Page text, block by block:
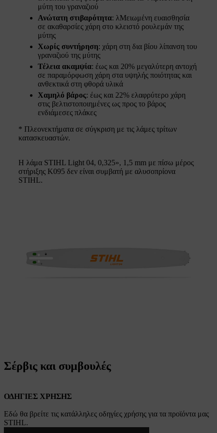
μύτη του γραναζιού
Ανώτατη στιβαρότητα: λΜειωμένη ευαισθησία
σε ακαθαρσίες ​χάρη στο κλειστό ρουλεμάν της
μύτης
Χωρίς συντήρηση: χάρη στη δια βίου λίπανση του
γραναζιού της μύτης​
Τέλεια ακαμψία: έως και 20% μεγαλύτερη αντοχή
σε παραμόρφωση χάρη στα υψηλής ποιότητας και
ανθεκτικά στη φθορά υλικά
Χαμηλό βάρος: έως και 22% ελαφρύτερο χάρη
στις βελτιστοποιημένες ως προς το βάρος
ενδιάμεσες πλάκες
* Πλεονεκτήματα σε σύγκριση με τις λάμες τρίτων
κατασκευαστών.
Η λάμα STIHL Light 04, 0,325», 1,5 mm με πίσω μέρος
στήριξης K095 δεν είναι συμβατή με αλυσοπρίονα
STIHL.
Σέρβις και συμβουλές
ΟΔΗΓΙΕΣ ΧΡΗΣΗΣ
Εδώ θα βρείτε τις κατάλληλες οδηγίες χρήσης για τα προϊόντα μας
STIHL.